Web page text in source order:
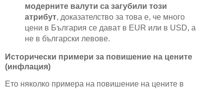
модерните валути са загубили този
атрибут, доказателство за това е, че много
цени в България се дават в EUR или в USD, а
не в български левове.
Исторически примери за повишение на цените
(инфлация)
Ето няколко примера на повишение на цените в